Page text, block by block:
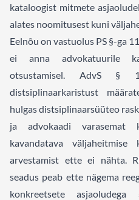
kataloogist mitmete
alates noomitusest kuni
Eelnõu on vastuolus PS §-ga
ei anna advokatuurile
otsustamisel. AdvS
distsiplinaarkaristust
hulgas distsiplinaarsüüteo
ja advokaadi varasemat
kavandatava
arvestamist ette ei nähta.
seadus peab ette nägema
konkreetsete